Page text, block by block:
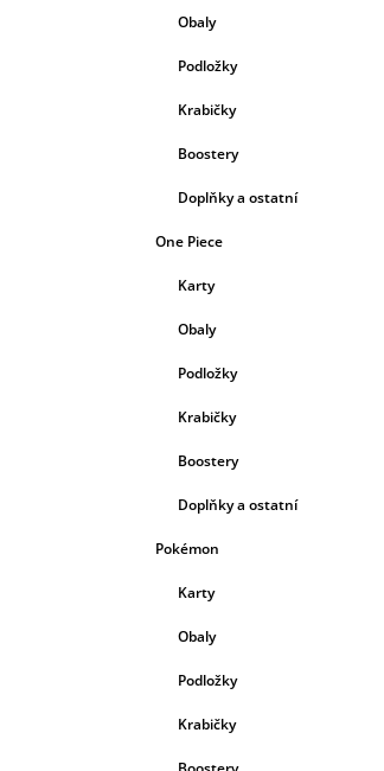
Obaly
Podložky
Krabičky
Boostery
Doplňky a ostatní
One Piece
Karty
Obaly
Podložky
Krabičky
Boostery
Doplňky a ostatní
Pokémon
Karty
Obaly
Podložky
Krabičky